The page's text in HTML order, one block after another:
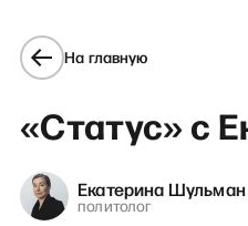
На главную
«Статус» с
Екатерина Шульман
политолог